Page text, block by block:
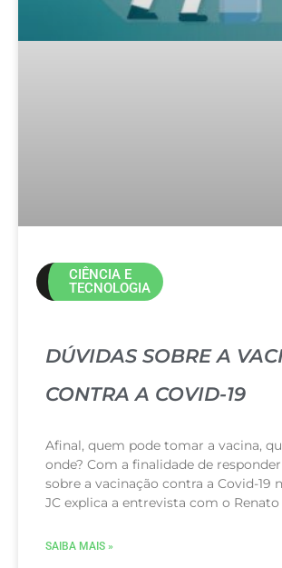
CIÊNCIA E
TECNOLOGIA
DÚVIDAS SOBRE A
CONTRA A COVID-19
Afinal, quem pode tomar a vacina,
onde? Com a finalidade de
sobre a vacinação contra a Covid-19
JC explica a entrevista com o
SAIBA MAIS »